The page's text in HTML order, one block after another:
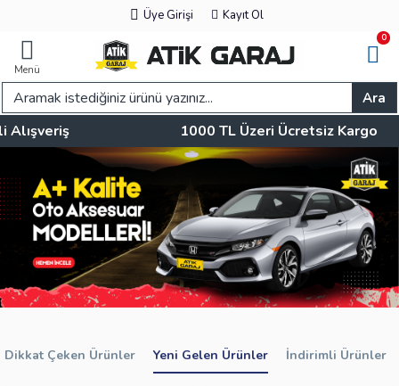
Üye Girişi Kayıt Ol
Menü
0
Ara
1000 TL Üzeri Ücretsiz Kargo
Dikkat Çeken Ürünler Yeni Gelen Ürünler İndirimli Ürünler